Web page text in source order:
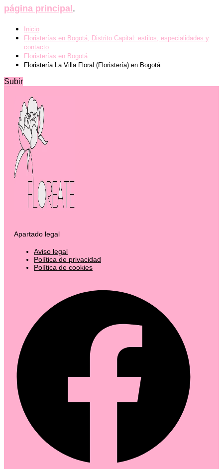
página principal.
Inicio
Floristerías en Bogotá, Distrito Capital: estilos, especialidades y
contacto
Floristerías en Bogotá
Floristería La Villa Floral (Floristería) en Bogotá
Subir
Apartado legal
Aviso legal
Política de privacidad
Política de cookies